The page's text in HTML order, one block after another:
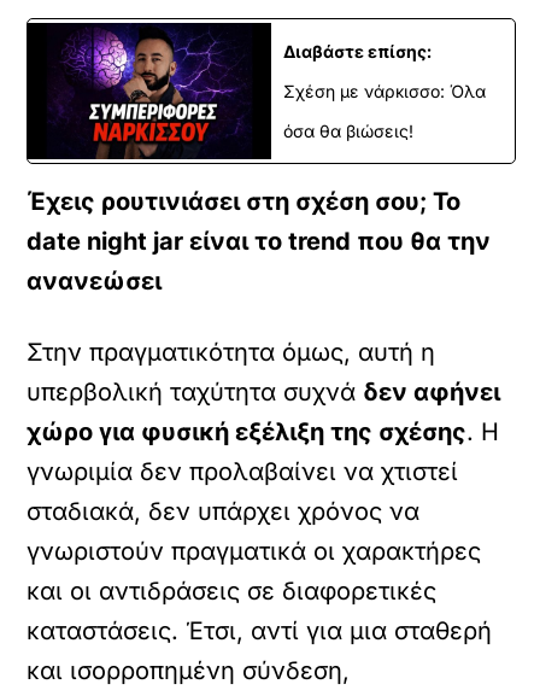
Διαβάστε επίσης:
Σχέση με νάρκισσο: Όλα
όσα θα βιώσεις!
Έχεις ρουτινιάσει στη σχέση σου; To
date night jar είναι το trend που θα την
ανανεώσει
Στην πραγματικότητα όμως, αυτή η
υπερβολική ταχύτητα συχνά δεν αφήνει
χώρο για φυσική εξέλιξη της σχέσης. Η
γνωριμία δεν προλαβαίνει να χτιστεί
σταδιακά, δεν υπάρχει χρόνος να
γνωριστούν πραγματικά οι χαρακτήρες
και οι αντιδράσεις σε διαφορετικές
καταστάσεις. Έτσι, αντί για μια σταθερή
και ισορροπημένη σύνδεση,